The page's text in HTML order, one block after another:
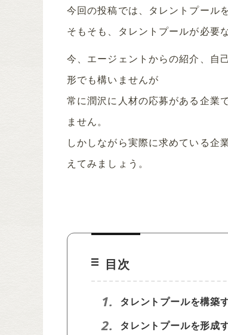
今回の投稿では、タレントプール
そもそも、タレントプールが必要
今、エージェントからの紹介、自
形でも構いませんが
常に潤沢に人材の応募がある企業
ません。
しかしながら実際に求めている企
えてみましょう。
目次
1. タレントプールを構築
2. タレントプールを形成